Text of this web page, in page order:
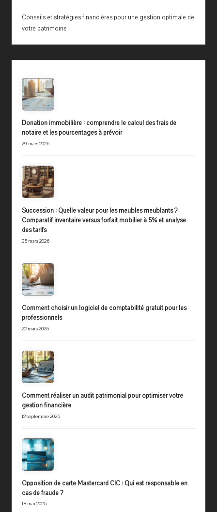
Conseils et stratégies financières pour une gestion optimale de
votre patrimoine
Donation immobilière : comprendre le calcul des frais de
notaire et les pourcentages à prévoir
29 mars 2026
Succession : Quelle valeur pour les meubles meublants ?
Comparatif inventaire versus forfait mobilier à 5% et analyse
des tarifs
25 mars 2026
Comment choisir un logiciel de comptabilité gratuit pour les
professionnels
22 mars 2026
Comment réaliser un audit patrimonial pour optimiser votre
gestion financière
12 septembre 2025
Opposition de carte Mastercard CIC : Qui est responsable en
cas de fraude ?
18 mai 2025